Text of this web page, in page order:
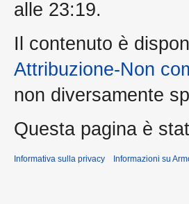
alle 23:19.
Il contenuto è
Attribuzione-Non
non diversamente
Questa pagina è
Informativa sulla privacy Informazioni su